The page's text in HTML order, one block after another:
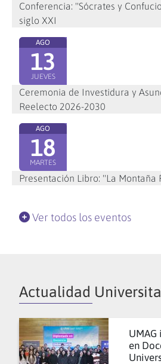
Conferencia: "Sócrates y
siglo XXI
AGO
13
JUEVES
Ceremonia de Investidura y
Reelecto 2026-2030
AGO
18
MARTES
Presentación Libro: "La Montaña
Ver todos los eventos
Actualidad
en